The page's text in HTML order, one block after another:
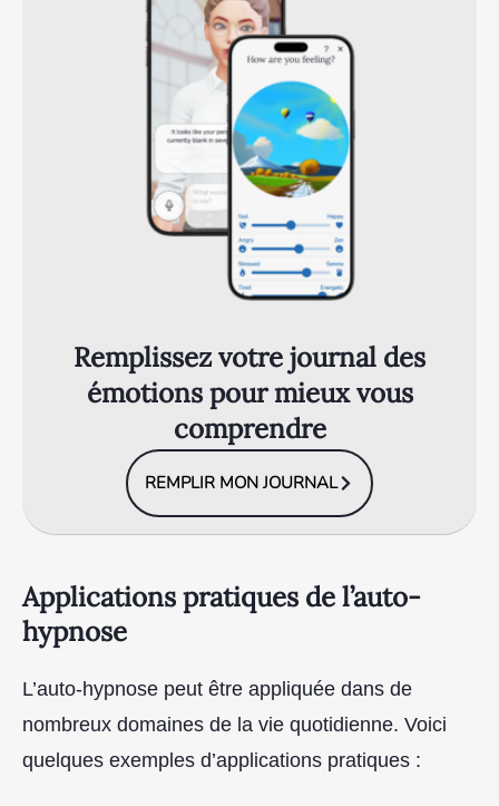
Remplissez votre journal des
émotions pour mieux vous
comprendre
REMPLIR MON JOURNAL
Applications pratiques de l’auto-
hypnose
L’auto-hypnose peut être appliquée dans de
nombreux domaines de la vie quotidienne. Voici
quelques exemples d’applications pratiques :